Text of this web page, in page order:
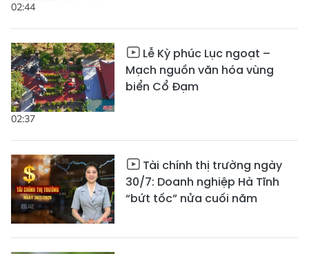
02:44
02:37
Lễ Kỳ phúc Lục ngoạt –
Mạch nguồn văn hóa vùng
biển Cổ Đạm
Tài chính thị trường ngày
30/7: Doanh nghiệp Hà Tĩnh
“bứt tốc” nửa cuối năm